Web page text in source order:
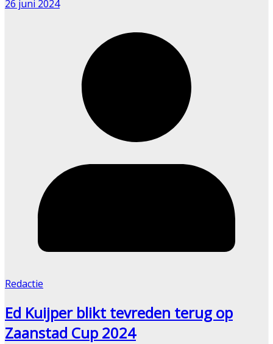
26 juni 2024
Redactie
Ed Kuijper blikt tevreden terug op
Zaanstad Cup 2024